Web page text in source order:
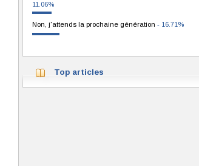
11.06%
Non, j'attends la prochaine génération - 16.71%
Top articles